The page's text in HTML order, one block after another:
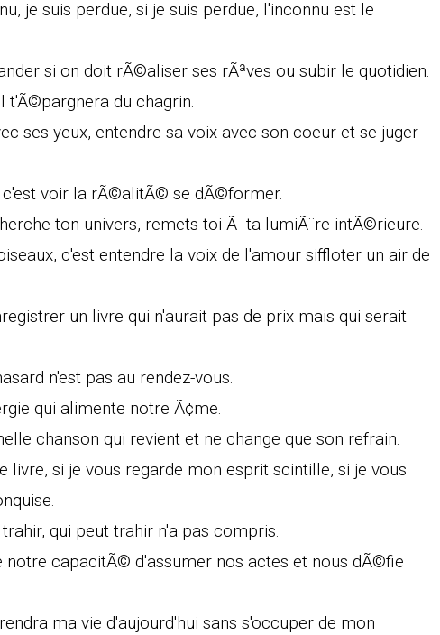
je suis perdue, si je suis perdue, l'inconnu est le
si on doit rÃ©aliser ses rÃªves ou subir le quotidien.
t'Ã©pargnera du chagrin.
ses yeux, entendre sa voix avec son coeur et se juger
voir la rÃ©alitÃ© se dÃ©former.
ton univers, remets-toi Ã ta lumiÃ¨re intÃ©rieure.
c'est entendre la voix de l'amour siffloter un air de
un livre qui n'aurait pas de prix mais qui serait
n'est pas au rendez-vous.
qui alimente notre Ã¢me.
chanson qui revient et ne change que son refrain.
livre, si je vous regarde mon esprit scintille, si je vous
qui peut trahir n'a pas compris.
capacitÃ© d'assumer nos actes et nous dÃ©fie
ma vie d'aujourd'hui sans s'occuper de mon